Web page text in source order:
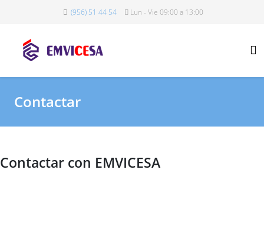
(956) 51 44 54 Lun - Vie 09:00 a 13:00
Contactar
Contactar con EMVICESA